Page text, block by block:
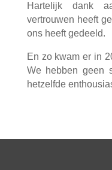
Hartelijk dank
vertrouwen heeft
ons heeft gedeeld.
En zo kwam er in
We hebben geen
hetzelfde